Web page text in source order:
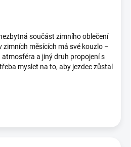
součást zimního oblečení
zimních měsících má své kouzlo –
a jiný druh propojení s
myslet na to, aby jezdec zůstal